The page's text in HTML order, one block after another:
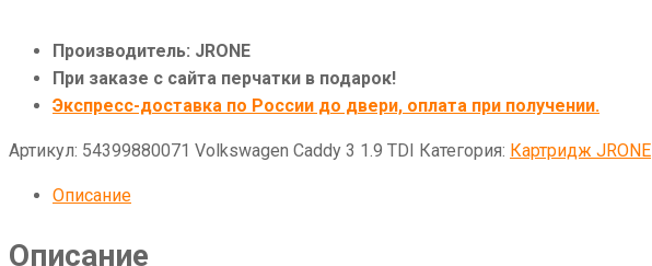
Производитель: JRONE
При заказе с сайта перчатки в подарок!
Экспресс-доставка по России до двери, оплата при получении.
Артикул: 54399880071 Volkswagen Caddy 3 1.9 TDI Категория: Картридж JRONE
Описание
Описание